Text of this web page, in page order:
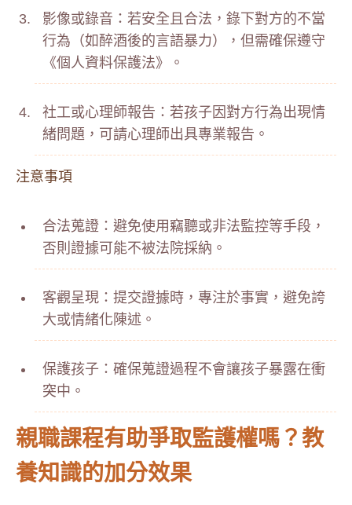
影像或錄音：若安全且合法，錄下對方的不當
行為（如醉酒後的言語暴力），但需確保遵守
《個人資料保護法》。
社工或心理師報告：若孩子因對方行為出現情
緒問題，可請心理師出具專業報告。
注意事項
合法蒐證：避免使用竊聽或非法監控等手段，
否則證據可能不被法院採納。
客觀呈現：提交證據時，專注於事實，避免誇
大或情緒化陳述。
保護孩子：確保蒐證過程不會讓孩子暴露在衝
突中。
親職課程有助爭取監護權嗎？教
養知識的加分效果